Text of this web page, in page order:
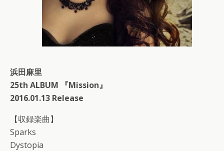
浜田麻里
25th ALBUM 『Mission』
2016.01.13 Release
【収録楽曲】
Sparks
Dystopia